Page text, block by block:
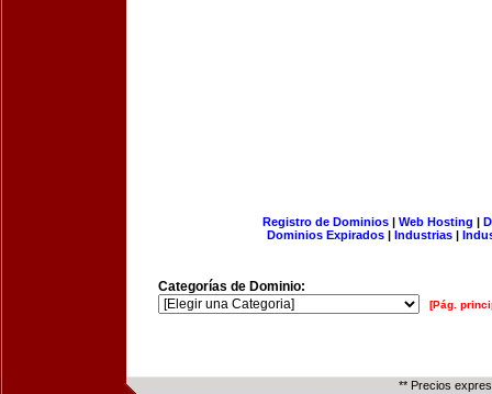
Registro de Dominios| Web Hosting |
Dominios Expirados | Industrias |
Categorías de Dominio:
[Pág.
** Precios